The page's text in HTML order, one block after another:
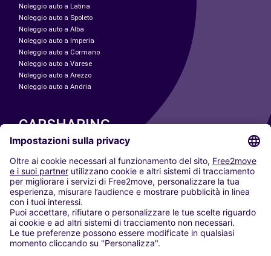
Noleggio auto a Latina
Noleggio auto a Spoleto
Noleggio auto a Alba
Noleggio auto a Imperia
Noleggio auto a Cormano
Noleggio auto a Varese
Noleggio auto a Arezzo
Noleggio auto a Andria
CARSHARING
LE NOSTRE CITTÀ
Paris
Madrid
Washington DC
Milano
Roma
Torino
Vienna
Berlino